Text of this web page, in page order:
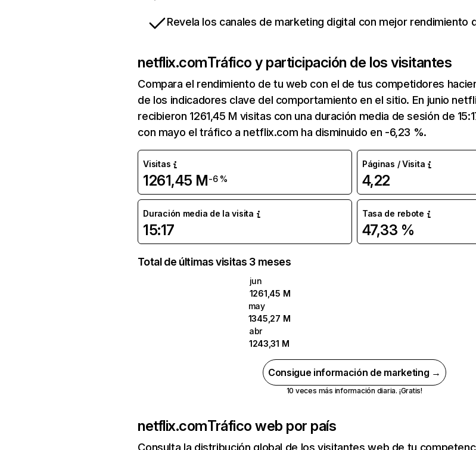
Revela los canales de marketing digital con mejor rendimiento
netflix.comTráfico y participación de los visitantes
Compara el rendimiento de tu web con el de tus competidores
de los indicadores clave del comportamiento en el sitio. En junio
recibieron 1261,45 M visitas con una duración media de sesión de
con mayo el tráfico a netflix.com ha disminuido en -6,23 %.
Visitas
1261,45 M-6 %
Páginas / Visita
4,22
Duración media de la visita
15:17
Tasa de rebote
47,33 %
Total de últimas visitas 3 meses
jun
1261,45 M
may
1345,27 M
abr
1243,31 M
Consigue información de marketing →
10 veces más información diaria. ¡Gratis!
netflix.comTráfico web por país
Consulta la distribución global de los visitantes web de tu